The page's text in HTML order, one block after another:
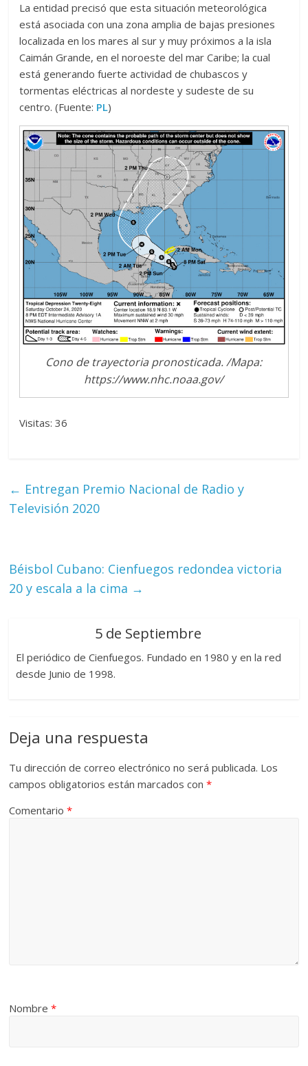
La entidad precisó que esta situación meteorológica
está asociada con una zona amplia de bajas presiones
localizada en los mares al sur y muy próximos a la isla
Caimán Grande, en el noroeste del mar Caribe; la cual
está generando fuerte actividad de chubascos y
tormentas eléctricas al nordeste y sudeste de su
centro. (Fuente: PL)
Cono de trayectoria pronosticada. /Mapa:
https://www.nhc.noaa.gov/
Visitas: 36
← Entregan Premio Nacional de Radio y
Televisión 2020
Béisbol Cubano: Cienfuegos redondea victoria
20 y escala a la cima →
5 de Septiembre
El periódico de Cienfuegos. Fundado en 1980 y en la red
desde Junio de 1998.
Deja una respuesta
Tu dirección de correo electrónico no será publicada. Los
campos obligatorios están marcados con*
Comentario*
Nombre*